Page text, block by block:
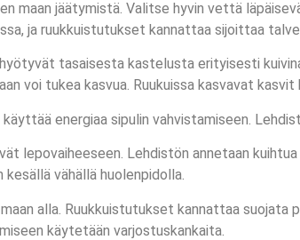
maan jäätymistä. Valitse hyvin vettä
ja ruukkuistutukset kannattaa sijoittaa
tasaisesta kastelusta erityisesti
voi tukea kasvua. Ruukuissa kasvavat
energiaa sipulin vahvistamiseen.
lepovaiheeseen. Lehdistön annetaan
vähällä huolenpidolla.
alla. Ruukkuistutukset kannattaa
käytetään varjostuskankaita.